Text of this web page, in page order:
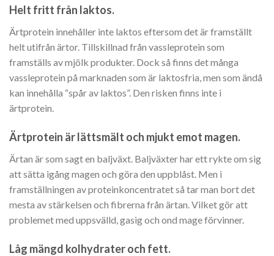
Helt fritt från laktos.
Ärtprotein innehåller inte laktos eftersom det är framställt
helt utifrån ärtor. Tillskillnad från vassleprotein som
framställs av mjölk produkter. Dock så finns det många
vassleprotein på marknaden som är laktosfria, men som ändå
kan innehålla “spår av laktos”. Den risken finns inte i
ärtprotein.
Ärtprotein är lättsmält och mjukt emot magen.
Ärtan är som sagt en baljväxt. Baljväxter har ett rykte om sig
att sätta igång magen och göra den uppblåst. Men i
framställningen av proteinkoncentratet så tar man bort det
mesta av stärkelsen och fibrerna från ärtan. Vilket gör att
problemet med uppsvälld, gasig och ond mage förvinner.
Låg mängd kolhydrater och fett.